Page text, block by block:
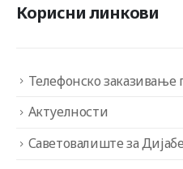
Корисни линкови
Телефонско заказивање
Актуелности
Саветовалиште за